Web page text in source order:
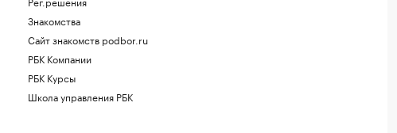
Знакомства
Сайт знакомств podbor.ru
РБК Компании
РБК Курсы
Школа управления РБК